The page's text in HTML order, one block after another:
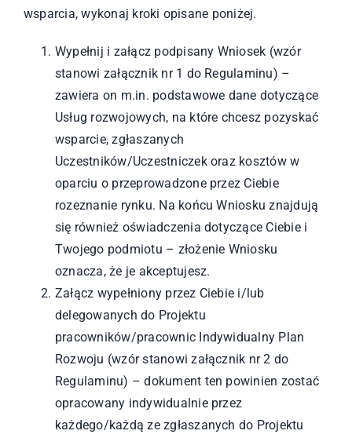
wsparcia, wykonaj kroki opisane poniżej.
Wypełnij i załącz podpisany Wniosek (wzór
stanowi załącznik nr 1 do Regulaminu) –
zawiera on m.in. podstawowe dane dotyczące
Usług rozwojowych, na które chcesz pozyskać
wsparcie, zgłaszanych
Uczestników/Uczestniczek oraz kosztów w
oparciu o przeprowadzone przez Ciebie
rozeznanie rynku. Na końcu Wniosku znajdują
się również oświadczenia dotyczące Ciebie i
Twojego podmiotu – złożenie Wniosku
oznacza, że je akceptujesz.
Załącz wypełniony przez Ciebie i/lub
delegowanych do Projektu
pracowników/pracownic Indywidualny Plan
Rozwoju (wzór stanowi załącznik nr 2 do
Regulaminu) – dokument ten powinien zostać
opracowany indywidualnie przez
każdego/każdą ze zgłaszanych do Projektu